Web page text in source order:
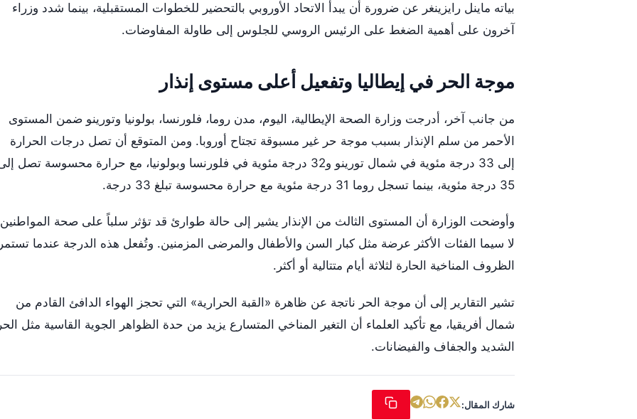
بياته ماينل رايزينغر عن ضرورة أن يبدأ الاتحاد الأوروبي بالتحضير للخطوات المستقبلية، بينما شدد وزراء
آخرون على أهمية الضغط على الرئيس الروسي للجلوس إلى طاولة المفاوضات.
موجة الحر في إيطاليا وتفعيل أعلى مستوى إنذار
من جانب آخر، أدرجت وزارة الصحة الإيطالية، اليوم، مدن روما، فلورنسا، بولونيا وتورينو ضمن المستوى
الأحمر من سلم الإنذار بسبب موجة حر غير مسبوقة تجتاح أوروبا. ومن المتوقع أن تصل درجات الحرارة
إلى 33 درجة مئوية في شمال تورينو و32 درجة مئوية في فلورنسا وبولونيا، مع حرارة محسوسة تصل
35 درجة مئوية، بينما تسجل روما 31 درجة مئوية مع حرارة محسوسة تبلغ 33 درجة.
وأوضحت الوزارة أن المستوى الثالث من الإنذار يشير إلى حالة طوارئ قد تؤثر سلباً على صحة
لا سيما الفئات الأكثر عرضة مثل كبار السن والأطفال والمرضى المزمنين. وتُفعل هذه الدرجة عندما
الظروف المناخية الحارة لثلاثة أيام متتالية أو أكثر.
تشير التقارير إلى أن موجة الحر ناتجة عن ظاهرة «القبة الحرارية» التي تحجز الهواء الدافئ القادم من
شمال أفريقيا، مع تأكيد العلماء أن التغير المناخي المتسارع يزيد من حدة الظواهر الجوية القاسية مثل
الشديد والجفاف والفيضانات.
شارك المقال: